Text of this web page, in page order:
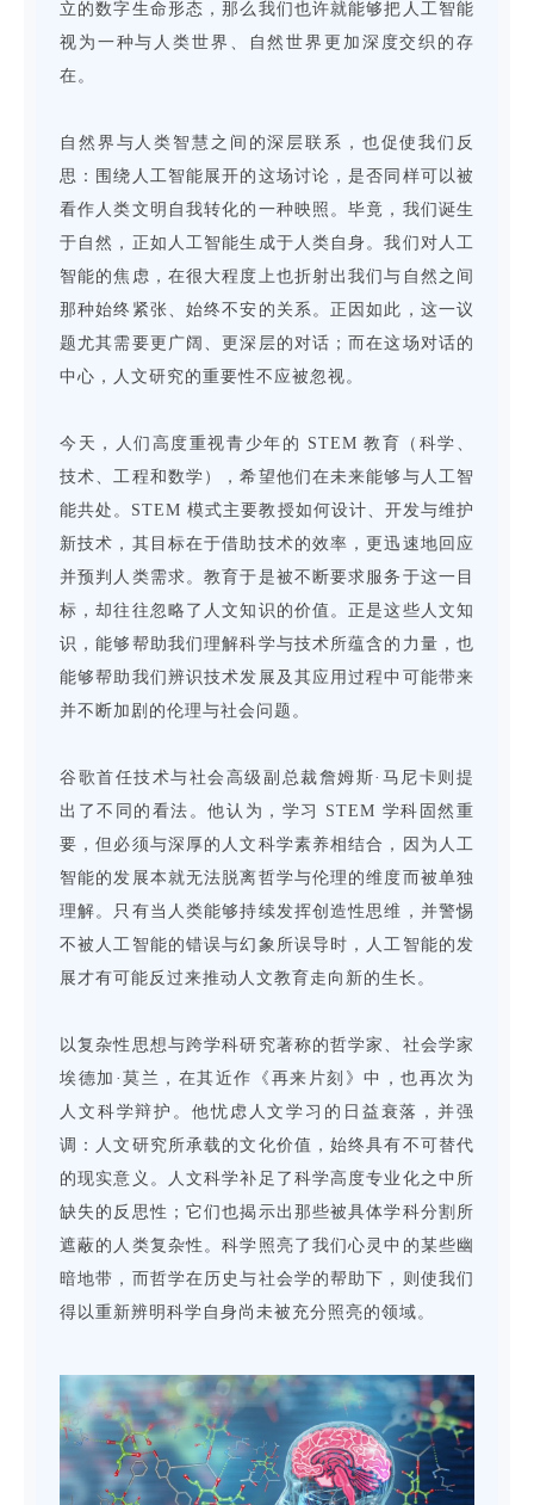
立的数字生命形态，那么我们也许就能够把人工智能
视为一种与人类世界、自然世界更加深度交织的存
在。
自然界与人类智慧之间的深层联系，也促使我们反
思：围绕人工智能展开的这场讨论，是否同样可以被
看作人类文明自我转化的一种映照。毕竟，我们诞生
于自然，正如人工智能生成于人类自身。我们对人工
智能的焦虑，在很大程度上也折射出我们与自然之间
那种始终紧张、始终不安的关系。正因如此，这一议
题尤其需要更广阔、更深层的对话；而在这场对话的
中心，人文研究的重要性不应被忽视。
今天，人们高度重视青少年的 STEM 教育
（科学、
技术、工程和数学）
，希望他们在未来能够与人工智
能共处。STEM 模式主要教授如何设计、开发与维护
新技术，其目标在于借助技术的效率，更迅速地回应
并预判人类需求。教育于是被不断要求服务于这一目
标，却往往忽略了人文知识的价值。正是这些人文知
识，能够帮助我们理解科学与技术所蕴含的力量，也
能够帮助我们辨识技术发展及其应用过程中可能带来
并不断加剧的伦理与社会问题。
谷歌首任技术与社会高级副总裁詹姆斯·马尼卡则提
出了不同的看法。他认为，学习 STEM 学科固然重
要，但必须与深厚的人文科学素养相结合，因为人工
智能的发展本就无法脱离哲学与伦理的维度而被单独
理解。只有当人类能够持续发挥创造性思维，并警惕
不被人工智能的错误与幻象所误导时，人工智能的发
展才有可能反过来推动人文教育走向新的生长。
以复杂性思想与跨学科研究著称的哲学家、社会学家
埃德加·莫兰，在其近作《再来片刻》中，也再次为
人文科学辩护。他忧虑人文学习的日益衰落，并强
调：人文研究所承载的文化价值，始终具有不可替代
的现实意义。人文科学补足了科学高度专业化之中所
缺失的反思性；它们也揭示出那些被具体学科分割所
遮蔽的人类复杂性。科学照亮了我们心灵中的某些幽
暗地带，而哲学在历史与社会学的帮助下，则使我们
得以重新辨明科学自身尚未被充分照亮的领域。